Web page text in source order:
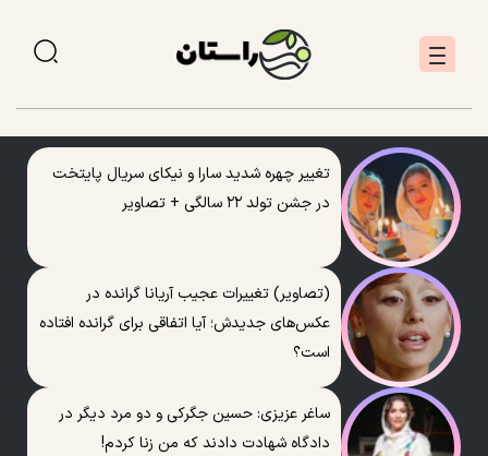
تغییر چهره شدید سارا و نیکای سریال پایتخت
در جشن تولد ۲۲ سالگی + تصاویر
(تصاویر) تغییرات عجیب آریانا گرانده در
عکس‌های جدیدش؛ آیا اتفاقی برای گرانده افتاده
است؟
ساغر عزیزی: حسین جگرکی و دو مرد دیگر در
دادگاه شهادت دادند که من زنا کردم!